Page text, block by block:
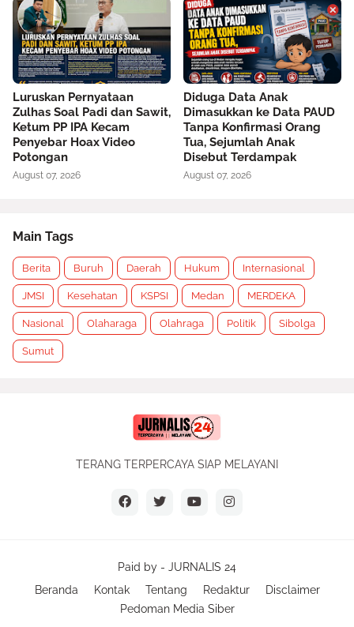
Luruskan Pernyataan
Zulhas Soal Padi dan Sawit,
Ketum PP IPA Kecam
Penyebar Hoax Video
Potongan
August 07, 2026
Diduga Data Anak
Dimasukkan ke Data PAUD
Tanpa Konfirmasi Orang
Tua, Sejumlah Anak
Disebut Terdampak
August 07, 2026
Main Tags
Berita Buruh Daerah Hukum Internasional
JMSI Kesehatan KSPSI Medan MERDEKA
Nasional Olaharaga Olahraga Politik Sibolga
Sumut
TERANG TERPERCAYA SIAP MELAYANI
Paid by - JURNALIS 24
Beranda
Kontak Tentang Redaktur
Disclaimer
Pedoman Media Siber